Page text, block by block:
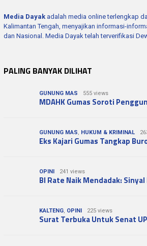
Media Dayak adalah media online terlengkap
Kalimantan Tengah, menyajikan informasi-
dan Nasional. Media Dayak telah terverifikasi
PALING BANYAK DILIHAT
GUNUNG MAS 555 views
MDAHK Gumas Soroti
GUNUNG MAS, HUKUM & KRIMINAL
Eks Kajari Gumas Tangkap
OPINI 241 views
BI Rate Naik Mendadak:
KALTENG, OPINI 225 views
Surat Terbuka Untuk Senat